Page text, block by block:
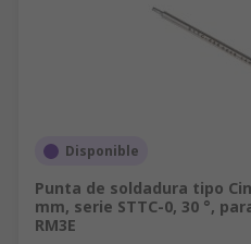
Disponible
Punta de soldadura tipo
mm, serie STTC-0, 30 °,
RM3E